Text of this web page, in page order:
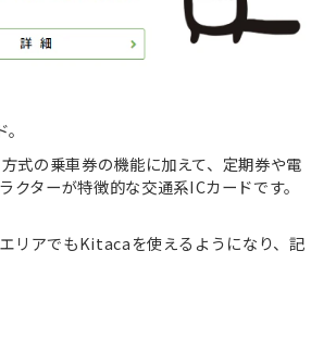
式の乗車券の機能に加えて、定期券や電
ターが特徴的な交通系ICカードです。
リアでもKitacaを使えるようになり、記